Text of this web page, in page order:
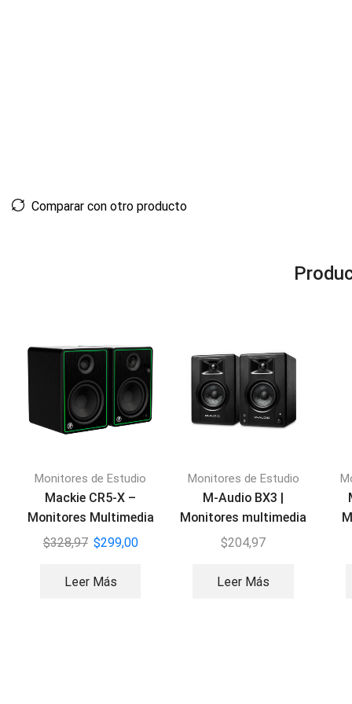
Comparar con otro producto
Monitores de Estudio
Mackie CR5-X –
Monitores Multimedia
$328,97 $299,00
Leer Más
Monitores de Estudio
M-Audio BX3 |
Monitores multimedia
3,5″
$204,97
Leer Más